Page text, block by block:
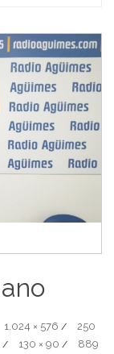
1.024 × 576 /
250
/ 130 × 90 /
889